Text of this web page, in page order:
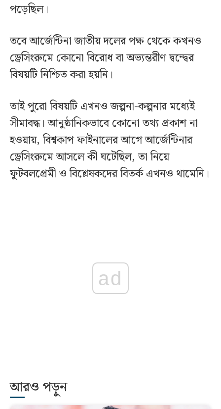
পড়েছিল।
তবে আর্জেন্টিনা জাতীয় দলের পক্ষ থেকে কখনও
ড্রেসিংরুমে কোনো বিরোধ বা অভ্যন্তরীণ দ্বন্দ্বের
বিষয়টি নিশ্চিত করা হয়নি।
তাই পুরো বিষয়টি এখনও জল্পনা-কল্পনার মধ্যেই
সীমাবদ্ধ। আনুষ্ঠানিকভাবে কোনো তথ্য প্রকাশ না
হওয়ায়, বিশ্বকাপ ফাইনালের আগে আর্জেন্টিনার
ড্রেসিংরুমে আসলে কী ঘটেছিল, তা নিয়ে
ফুটবলপ্রেমী ও বিশ্লেষকদের বিতর্ক এখনও থামেনি।
ad
আরও পড়ুন